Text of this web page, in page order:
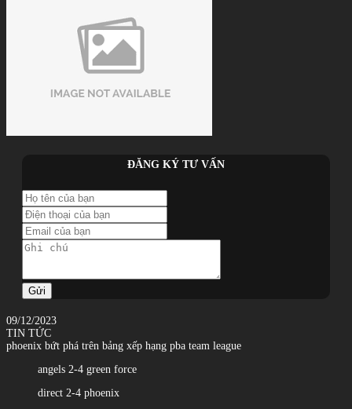
ĐĂNG KÝ TƯ VẤN
Gửi
09/12/2023
TIN TỨC
phoenix bứt phá trên bảng xếp hạng pba team league
angels 2-4 green force
direct 2-4 phoenix